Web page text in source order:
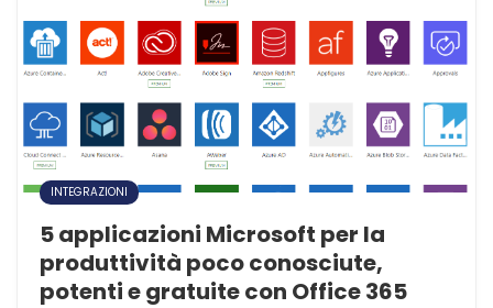
INTEGRAZIONI
5 applicazioni Microsoft per la
produttività poco conosciute,
potenti e gratuite con Office 365